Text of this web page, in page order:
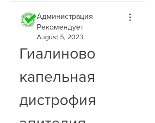
Администрация
Рекомендует
August 5, 2023
Гиалиново
капельная
дистрофия